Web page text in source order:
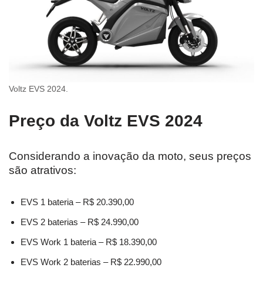
Voltz EVS 2024.
Preço da Voltz EVS 2024
Considerando a inovação da moto, seus preços
são atrativos:
EVS 1 bateria – R$ 20.390,00
EVS 2 baterias – R$ 24.990,00
EVS Work 1 bateria – R$ 18.390,00
EVS Work 2 baterias – R$ 22.990,00